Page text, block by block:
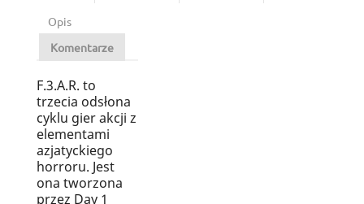
Opis
Komentarze
F.3.A.R. to
trzecia odsłona
cyklu gier akcji z
elementami
azjatyckiego
horroru. Jest
ona tworzona
przez Day 1